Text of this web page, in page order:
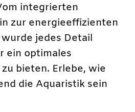
integrierten
zur energieeffizienten
jedes Detail
ein optimales
bieten. Erlebe, wie
die Aquaristik sein